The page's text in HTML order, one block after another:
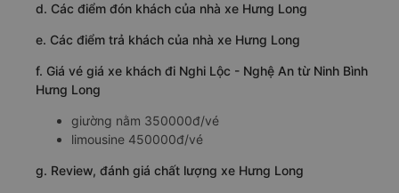
d. Các điểm đón khách của nhà xe Hưng Long
e. Các điểm trả khách của nhà xe Hưng Long
f. Giá vé giá xe khách đi Nghi Lộc - Nghệ An từ Ninh Bình
Hưng Long
giường nằm 350000đ/vé
limousine 450000đ/vé
g. Review, đánh giá chất lượng xe Hưng Long